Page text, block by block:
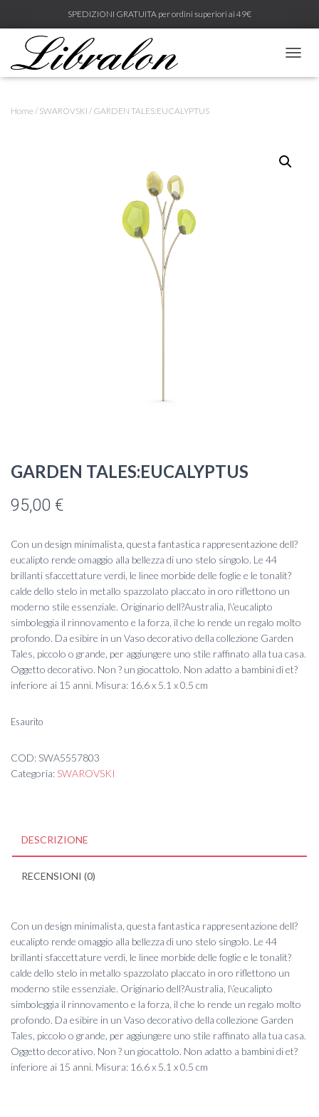
SPEDIZIONI GRATUITA per ordini superiori ai 49€
A
Home / SWAROVSKI / GARDEN TALES:EUCALYPTUS
GARDEN TALES:EUCALYPTUS
95,00 €
Con un design minimalista, questa fantastica rappresentazione dell?
eucalipto rende omaggio alla bellezza di uno stelo singolo. Le 44
brillanti sfaccettature verdi, le linee morbide delle foglie e le tonalit?
calde dello stelo in metallo spazzolato placcato in oro riflettono un
moderno stile essenziale. Originario dell?Australia, l\’eucalipto
simboleggia il rinnovamento e la forza, il che lo rende un regalo molto
profondo. Da esibire in un Vaso decorativo della collezione Garden
Tales, piccolo o grande, per aggiungere uno stile raffinato alla tua casa.
Oggetto decorativo. Non ? un giocattolo. Non adatto a bambini di et?
inferiore ai 15 anni. Misura: 16.6 x 5.1 x 0.5 cm
Esaurito
COD: SWA5557803
Categoria: SWAROVSKI
DESCRIZIONE
RECENSIONI (0)
Con un design minimalista, questa fantastica rappresentazione dell?
eucalipto rende omaggio alla bellezza di uno stelo singolo. Le 44
brillanti sfaccettature verdi, le linee morbide delle foglie e le tonalit?
calde dello stelo in metallo spazzolato placcato in oro riflettono un
moderno stile essenziale. Originario dell?Australia, l\’eucalipto
simboleggia il rinnovamento e la forza, il che lo rende un regalo molto
profondo. Da esibire in un Vaso decorativo della collezione Garden
Tales, piccolo o grande, per aggiungere uno stile raffinato alla tua casa.
Oggetto decorativo. Non ? un giocattolo. Non adatto a bambini di et?
inferiore ai 15 anni. Misura: 16.6 x 5.1 x 0.5 cm